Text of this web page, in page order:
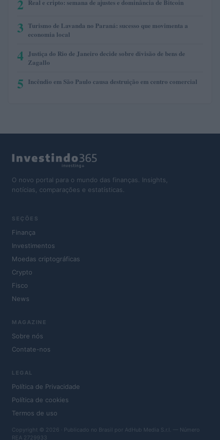
2 Real e cripto: semana de ajustes e dominância de Bitcoin
3 Turismo de Lavanda no Paraná: sucesso que movimenta a
economia local
4
Justiça do Rio de Janeiro decide sobre divisão de bens de
Zagallo
5 Incêndio em São Paulo causa destruição em centro comercial
O novo portal para o mundo das finanças. Insights,
notícias, comparações e estatísticas.
SEÇÕES
Finança
Investimentos
Moedas criptográficas
Crypto
Fisco
News
MAGAZINE
Sobre nós
Contate-nos
LEGAL
Política de Privacidade
Política de cookies
Termos de uso
Copyright © 2026 · Publicado no Brasil por AdHub Media S.r.l. — Número
REA 2729933